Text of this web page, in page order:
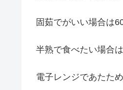
固茹でがいい場合は
半熟で食べたい場合
電子レンジであたた